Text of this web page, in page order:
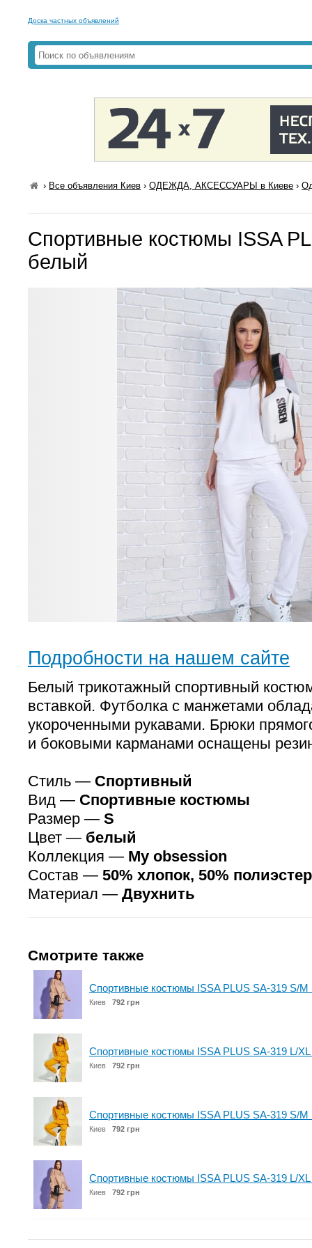
Доска частных объявлений
› Все объявления Киев ›ОДЕЖДА, АКСЕССУАРЫ в Киеве ›
Спортивные костюмы ISSA
белый
Подробности на нашем сайте
Белый трикотажный спортивный
вставкой. Футболка с манжетами
укороченными рукавами. Брюки
и боковыми карманами оснащены
Стиль — Спортивный
Вид — Спортивные костюмы
Размер — S
Цвет — белый
Коллекция — My obsession
Состав — 50% хлопок, 50% полиэстер
Материал — Двухнить
Смотрите также
Спортивные костюмы ISSA PLUS SA-319 S/
Киев 792 грн
Спортивные костюмы ISSA PLUS SA-319 L/XL
Киев 792 грн
Спортивные костюмы ISSA PLUS SA-319 S/M
Киев 792 грн
Спортивные костюмы ISSA PLUS SA-319 L/
Киев 792 грн